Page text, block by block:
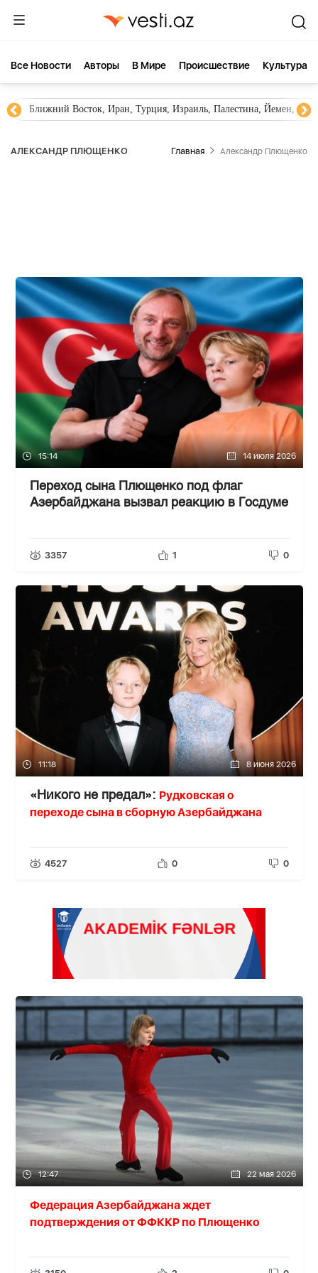
Все Новости Aвторы В Мире Происшествие Культура
Ближний Восток, Иран, Турция, Израиль, Палестина, Йемен,
АЛЕКСАНДР ПЛЮЩЕНКО Главная Александр Плющенко
15:14 14 июля 2026
Переход сына Плющенко под флаг
Азербайджана вызвал реакцию в Госдуме
3357 1 0
11:18 8 июня 2026
«Никого не предал»: Рудковская о
переходе сына в сборную Азербайджана
4527 0 0
12:47 22 мая 2026
Федерация Азербайджана ждет
подтверждения от ФФККР по Плющенко